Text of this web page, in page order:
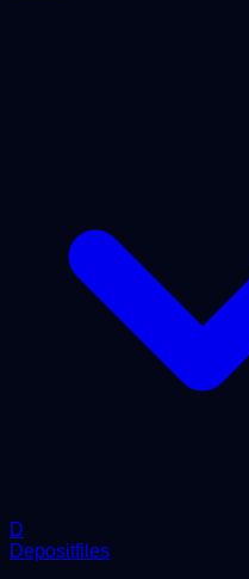
D
Depositfiles